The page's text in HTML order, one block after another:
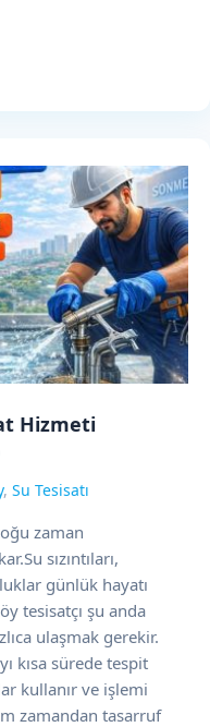
Hizmeti
, Su Tesisatı
zaman
sızıntıları,
günlük hayatı
tesisatçı şu anda
ulaşmak gerekir.
kısa sürede tespit
kullanır ve işlemi
zamandan tasarruf